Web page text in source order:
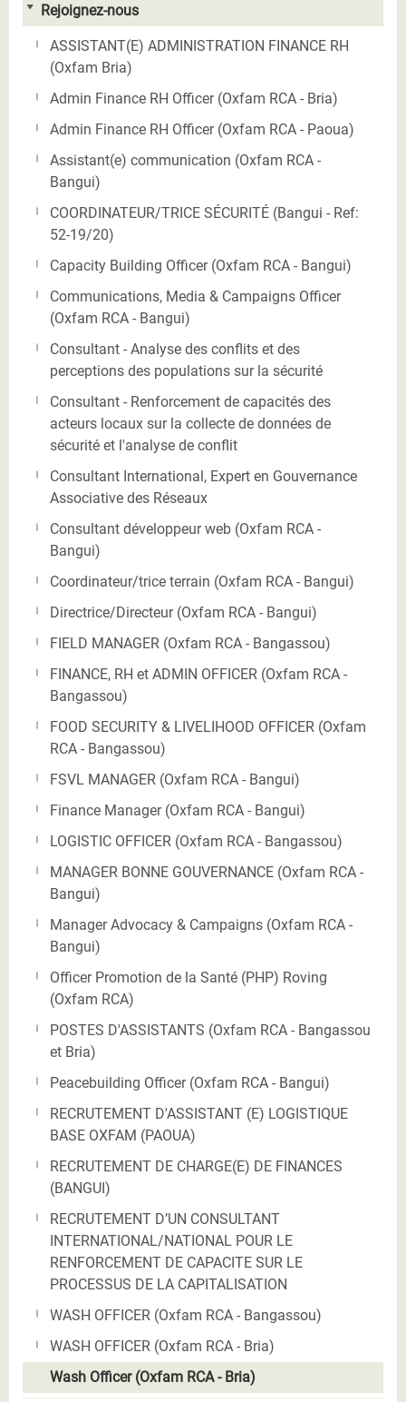
Rejoignez-nous
ASSISTANT(E) ADMINISTRATION FINANCE RH
(Oxfam Bria)
Admin Finance RH Officer (Oxfam RCA - Bria)
Admin Finance RH Officer (Oxfam RCA - Paoua)
Assistant(e) communication (Oxfam RCA -
Bangui)
COORDINATEUR/TRICE SÉCURITÉ (Bangui - Ref:
52-19/20)
Capacity Building Officer (Oxfam RCA - Bangui)
Communications, Media & Campaigns Officer
(Oxfam RCA - Bangui)
Consultant - Analyse des conflits et des
perceptions des populations sur la sécurité
Consultant - Renforcement de capacités des
acteurs locaux sur la collecte de données de
sécurité et l'analyse de conflit
Consultant International, Expert en Gouvernance
Associative des Réseaux
Consultant développeur web (Oxfam RCA -
Bangui)
Coordinateur/trice terrain (Oxfam RCA - Bangui)
Directrice/Directeur (Oxfam RCA - Bangui)
FIELD MANAGER (Oxfam RCA - Bangassou)
FINANCE, RH et ADMIN OFFICER (Oxfam RCA -
Bangassou)
FOOD SECURITY & LIVELIHOOD OFFICER (Oxfam
RCA - Bangassou)
FSVL MANAGER (Oxfam RCA - Bangui)
Finance Manager (Oxfam RCA - Bangui)
LOGISTIC OFFICER (Oxfam RCA - Bangassou)
MANAGER BONNE GOUVERNANCE (Oxfam RCA -
Bangui)
Manager Advocacy & Campaigns (Oxfam RCA -
Bangui)
Officer Promotion de la Santé (PHP) Roving
(Oxfam RCA)
POSTES D'ASSISTANTS (Oxfam RCA - Bangassou
et Bria)
Peacebuilding Officer (Oxfam RCA - Bangui)
RECRUTEMENT D'ASSISTANT (E) LOGISTIQUE
BASE OXFAM (PAOUA)
RECRUTEMENT DE CHARGE(E) DE FINANCES
(BANGUI)
RECRUTEMENT D’UN CONSULTANT
INTERNATIONAL/NATIONAL POUR LE
RENFORCEMENT DE CAPACITE SUR LE
PROCESSUS DE LA CAPITALISATION
WASH OFFICER (Oxfam RCA - Bangassou)
WASH OFFICER (Oxfam RCA - Bria)
Wash Officer (Oxfam RCA - Bria)